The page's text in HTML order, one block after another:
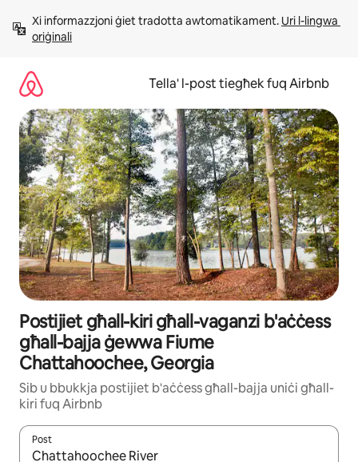
għall-
kontenut
Xi informazzjoni ġiet tradotta awtomatikament. Uri l-lingwa
oriġinali
Tella' l-post tiegħek fuq Airbnb
Postijiet għall-kiri għall-vaganzi b'aċċess
għall-bajja ġewwa Fiume
Chattahoochee, Georgia
Sib u bbukkja postijiet b'aċċess għall-bajja uniċi għall-
kiri fuq Airbnb
Post
Meta r-riżultati jkunu disponibbli, tista' tmur minn riżultat